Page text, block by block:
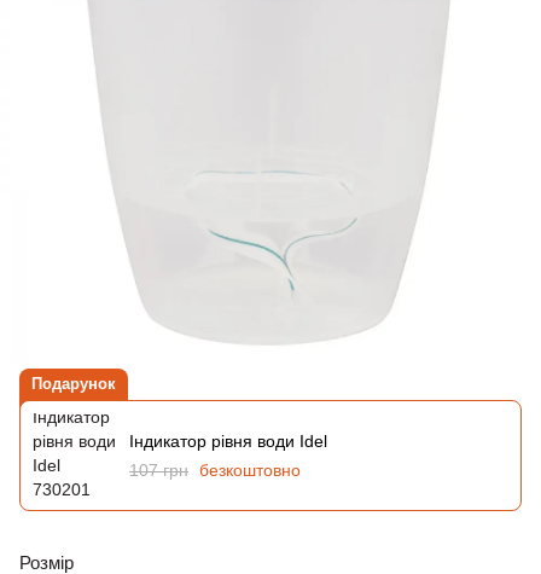
Подарунок
Індикатор рівня води Idel
107 грн безкоштовно
Розмір